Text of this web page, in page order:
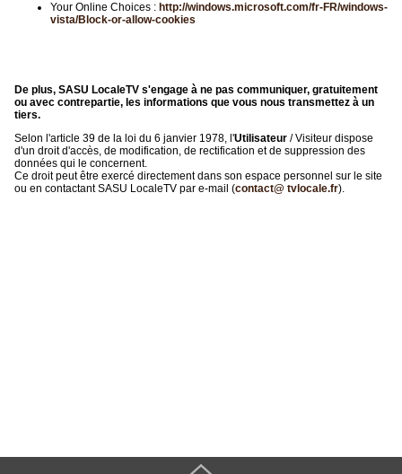
Your Online Choices : http://windows.microsoft.com/fr-FR/windows-
vista/Block-or-allow-cookies
De plus, SASU LocaleTV s'engage à ne pas communiquer, gratuitement
ou avec contrepartie, les informations que vous nous transmettez à un
tiers.
Selon l'article 39 de la loi du 6 janvier 1978, l'Utilisateur / Visiteur dispose
d'un droit d'accès, de modification, de rectification et de suppression des
données qui le concernent.
Ce droit peut être exercé directement dans son espace personnel sur le site
ou en contactant SASU LocaleTV par e-mail (contact@ tvlocale.fr).